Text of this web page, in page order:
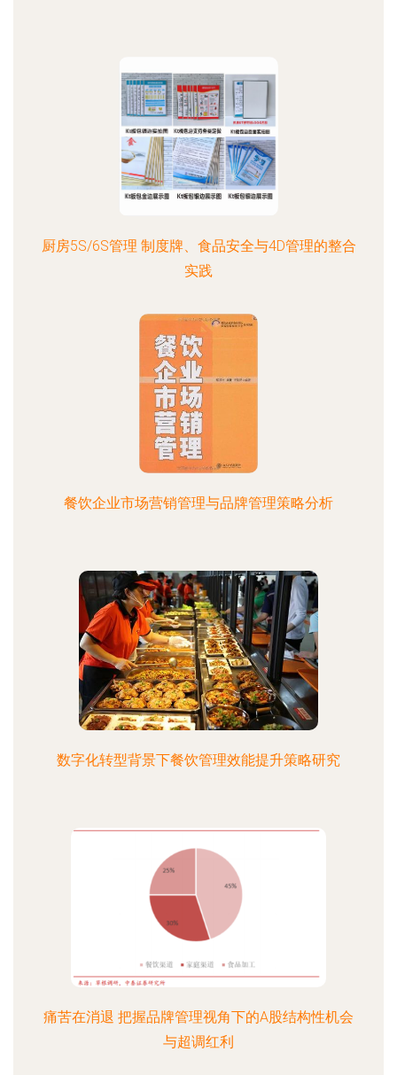
厨房5S/6S管理 制度牌、食品安全与4D管理的整合
实践
餐饮企业市场营销管理与品牌管理策略分析
数字化转型背景下餐饮管理效能提升策略研究
痛苦在消退 把握品牌管理视角下的A股结构性机会
与超调红利